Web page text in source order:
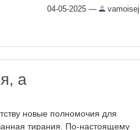
04-05-2025 — vamoisej
а
новые полномочия для
тирания. По-настоящему